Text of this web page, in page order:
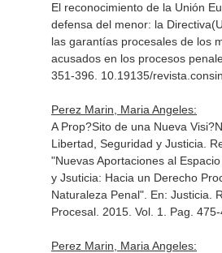
El reconocimiento de la Unión
defensa del menor: la
las garantías procesales de los
acusados en los procesos
351-396. 10.19135/
Perez Marin, Maria Angeles:
A Prop?Sito de una Nueva
Libertad, Seguridad y Justicia.
"Nuevas Aportaciones al
y Jsuticia: Hacia un Derecho
Naturaleza Penal". En: Justicia.
Procesal. 2015. Vol. 1. Pag.
Perez Marin, Maria Angeles: